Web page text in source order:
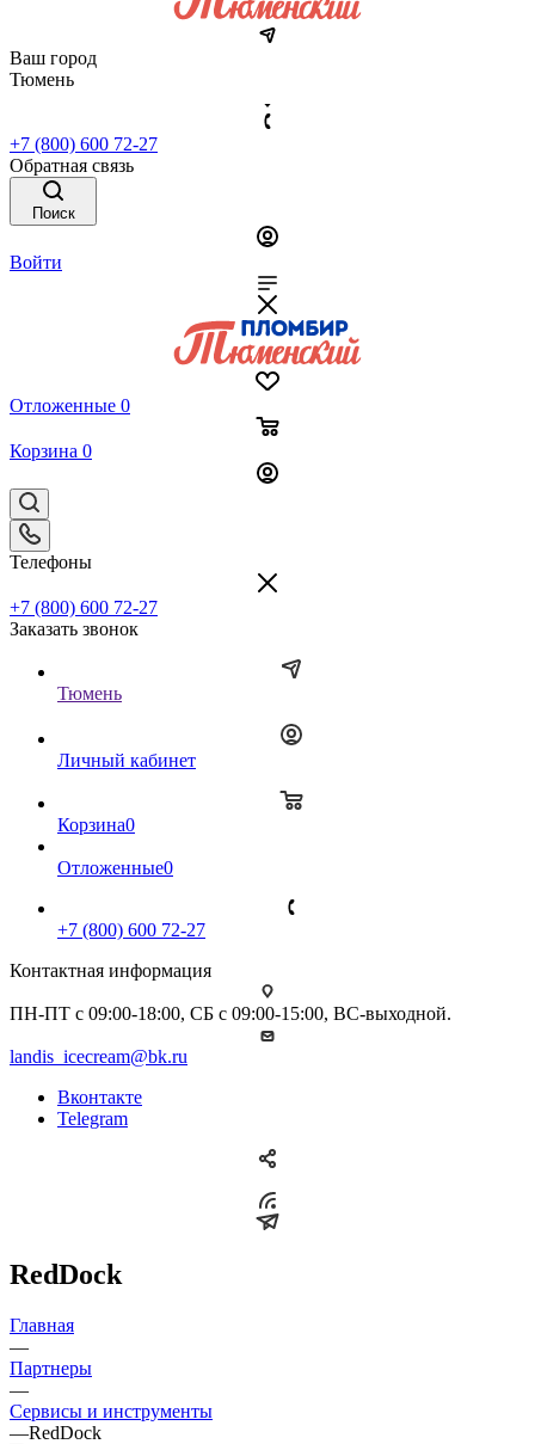
Ваш город
Тюмень
+7 (800) 600 72-27
Обратная связь
Поиск
Войти
Отложенные 0
Корзина 0
Телефоны
+7 (800) 600 72-27
Заказать звонок
Тюмень
Личный кабинет
Корзина0
Отложенные0
+7 (800) 600 72-27
Контактная информация
ПН-ПТ с 09:00-18:00, СБ с 09:00-15:00, ВС-выходной.
landis_icecream@bk.ru
Вконтакте
Telegram
RedDock
Главная
—
Партнеры
—
Сервисы и инструменты
—RedDock